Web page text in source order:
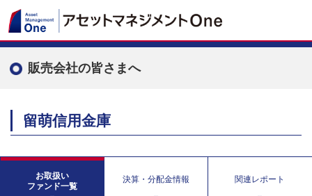
販売会社の皆さまへ
留萌信用金庫
お取扱い
ファンド一覧
決算・分配金情報 関連レポート